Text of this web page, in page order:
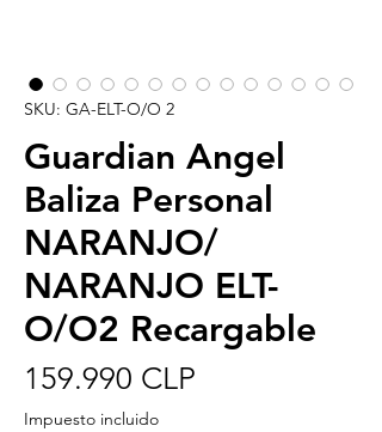
SKU: GA-ELT-O/O 2
Guardian Angel
Baliza Personal
NARANJO/
NARANJO ELT-
O/O2 Recargable
159.990 CLP
Impuesto incluido